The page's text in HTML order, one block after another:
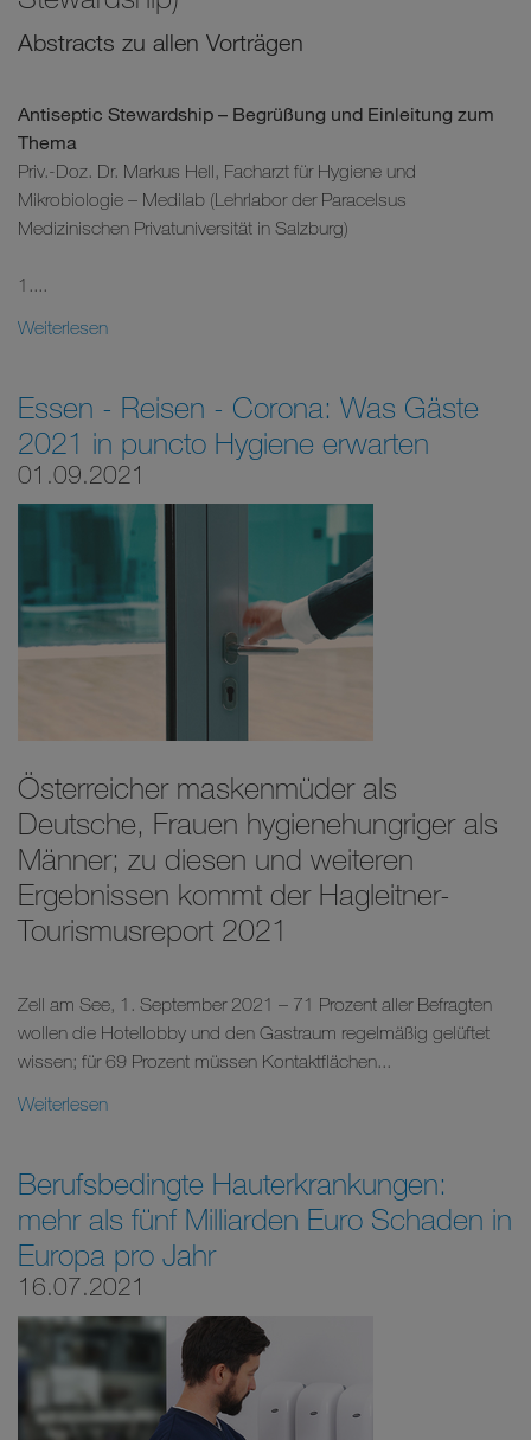
Abstracts zu allen Vorträgen
Antiseptic Stewardship – Begrüßung und Einleitung zum
Thema
Priv.-Doz. Dr. Markus Hell, Facharzt für Hygiene und
Mikrobiologie – Medilab (Lehrlabor der Paracelsus
Medizinischen Privatuniversität in Salzburg)
1....
Weiterlesen
Essen - Reisen - Corona: Was Gäste
2021 in puncto Hygiene erwarten
01.09.2021
Österreicher maskenmüder als
Deutsche, Frauen hygienehungriger als
Männer; zu diesen und weiteren
Ergebnissen kommt der Hagleitner-
Tourismusreport 2021
Zell am See, 1. September 2021 – 71 Prozent aller Befragten
wollen die Hotellobby und den Gastraum regelmäßig gelüftet
wissen; für 69 Prozent müssen Kontaktflächen...
Weiterlesen
Berufsbedingte Hauterkrankungen:
mehr als fünf Milliarden Euro Schaden in
Europa pro Jahr
16.07.2021